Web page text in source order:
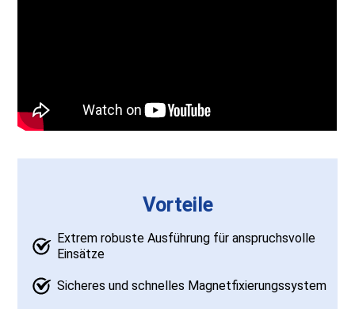
Vorteile
Extrem robuste Ausführung für anspruchsvolle
Einsätze
Sicheres und schnelles Magnetfixierungssystem